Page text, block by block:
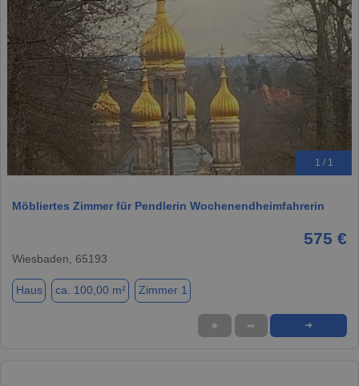
1 / 1
Möbliertes Zimmer für Pendlerin Wochenendheimfahrerin
575 €
Wiesbaden, 65193
Haus ca. 100,00 m² Zimmer 1
★ ➦ ➜